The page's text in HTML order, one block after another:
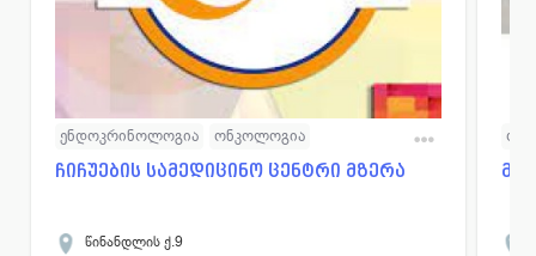
ენდოკრინოლოგია
ონკოლოგია
ოფთალმოლოგია
პროქტოლოგია ქირურგია
ჩიჩუების სამედიცინო ცენტრი მზერა
წინანდლის ქ.9